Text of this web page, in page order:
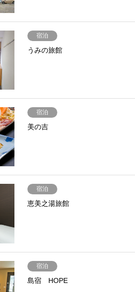
宿泊
うみの旅館
宿泊
美の吉
宿泊
恵美之湯旅館
宿泊
島宿 HOPE